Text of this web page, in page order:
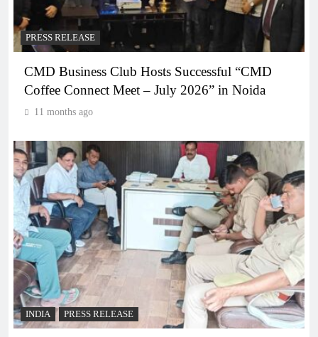
PRESS RELEASE
CMD Business Club Hosts Successful “CMD
Coffee Connect Meet – July 2026” in Noida
11 months ago
INDIA PRESS RELEASE